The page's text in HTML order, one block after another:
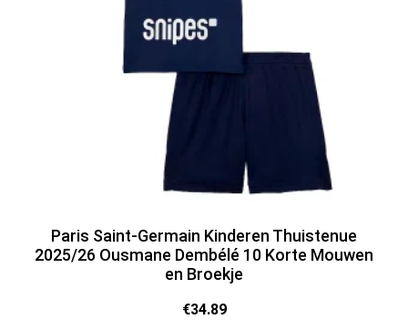
Paris Saint-Germain Kinderen Thuistenue
2025/26 Ousmane Dembélé 10 Korte Mouwen
en Broekje
€34.89